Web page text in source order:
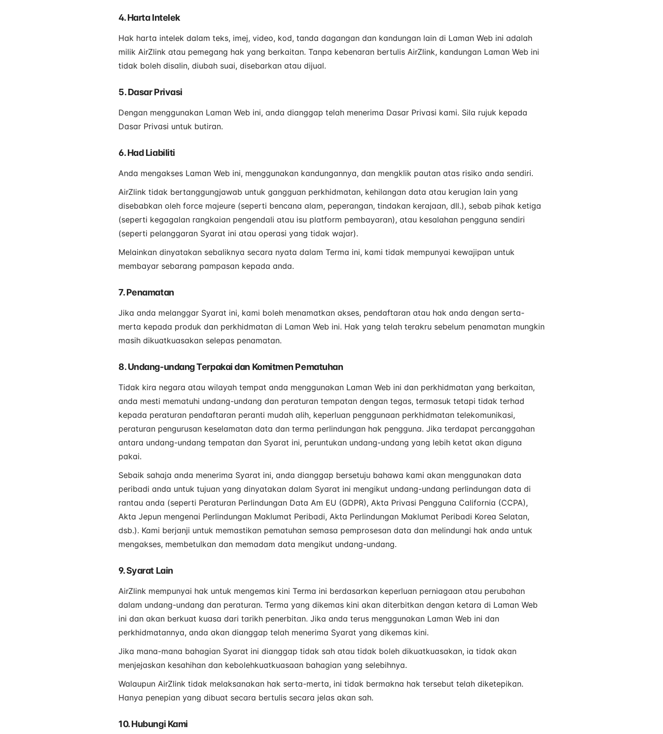
4. Harta Intelek
Hak harta intelek dalam teks, imej, video, kod, tanda dagangan dan kandungan lain di Laman Web ini adalah
milik AirZlink atau pemegang hak yang berkaitan. Tanpa kebenaran bertulis AirZlink, kandungan Laman Web ini
tidak boleh disalin, diubah suai, disebarkan atau dijual.
5. Dasar Privasi
Dengan menggunakan Laman Web ini, anda dianggap telah menerima Dasar Privasi kami. Sila rujuk kepada
Dasar Privasi untuk butiran.
6. Had Liabiliti
Anda mengakses Laman Web ini, menggunakan kandungannya, dan mengklik pautan atas risiko anda sendiri.
AirZlink tidak bertanggungjawab untuk gangguan perkhidmatan, kehilangan data atau kerugian lain yang
disebabkan oleh force majeure (seperti bencana alam, peperangan, tindakan kerajaan, dll.), sebab pihak ketiga
(seperti kegagalan rangkaian pengendali atau isu platform pembayaran), atau kesalahan pengguna sendiri
(seperti pelanggaran Syarat ini atau operasi yang tidak wajar).
Melainkan dinyatakan sebaliknya secara nyata dalam Terma ini, kami tidak mempunyai kewajipan untuk
membayar sebarang pampasan kepada anda.
7. Penamatan
Jika anda melanggar Syarat ini, kami boleh menamatkan akses, pendaftaran atau hak anda dengan serta-
merta kepada produk dan perkhidmatan di Laman Web ini. Hak yang telah terakru sebelum penamatan mungkin
masih dikuatkuasakan selepas penamatan.
8. Undang-undang Terpakai dan Komitmen Pematuhan
Tidak kira negara atau wilayah tempat anda menggunakan Laman Web ini dan perkhidmatan yang berkaitan,
anda mesti mematuhi undang-undang dan peraturan tempatan dengan tegas, termasuk tetapi tidak terhad
kepada peraturan pendaftaran peranti mudah alih, keperluan penggunaan perkhidmatan telekomunikasi,
peraturan pengurusan keselamatan data dan terma perlindungan hak pengguna. Jika terdapat percanggahan
antara undang-undang tempatan dan Syarat ini, peruntukan undang-undang yang lebih ketat akan diguna
pakai.
Sebaik sahaja anda menerima Syarat ini, anda dianggap bersetuju bahawa kami akan menggunakan data
peribadi anda untuk tujuan yang dinyatakan dalam Syarat ini mengikut undang-undang perlindungan data di
rantau anda (seperti Peraturan Perlindungan Data Am EU (GDPR), Akta Privasi Pengguna California (CCPA),
Akta Jepun mengenai Perlindungan Maklumat Peribadi, Akta Perlindungan Maklumat Peribadi Korea Selatan,
dsb.). Kami berjanji untuk memastikan pematuhan semasa pemprosesan data dan melindungi hak anda untuk
mengakses, membetulkan dan memadam data mengikut undang-undang.
9. Syarat Lain
AirZlink mempunyai hak untuk mengemas kini Terma ini berdasarkan keperluan perniagaan atau perubahan
dalam undang-undang dan peraturan. Terma yang dikemas kini akan diterbitkan dengan ketara di Laman Web
ini dan akan berkuat kuasa dari tarikh penerbitan. Jika anda terus menggunakan Laman Web ini dan
perkhidmatannya, anda akan dianggap telah menerima Syarat yang dikemas kini.
Jika mana-mana bahagian Syarat ini dianggap tidak sah atau tidak boleh dikuatkuasakan, ia tidak akan
menjejaskan kesahihan dan kebolehkuatkuasaan bahagian yang selebihnya.
Walaupun AirZlink tidak melaksanakan hak serta-merta, ini tidak bermakna hak tersebut telah diketepikan.
Hanya penepian yang dibuat secara bertulis secara jelas akan sah.
10. Hubungi Kami